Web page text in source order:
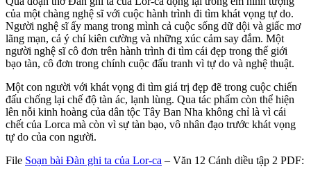
của một chàng nghệ sĩ với cuộc hành trình đi tìm khát vọng tự do.
Người nghệ sĩ ấy mang trong mình cả cuộc sống dữ dội và giấc mơ
lãng mạn, cả ý chí kiên cường và những xúc cảm say đắm. Một
người nghệ sĩ cô đơn trên hành trình đi tìm cái đẹp trong thế giới
bạo tàn, cô đơn trong chính cuộc đấu tranh vì tự do và nghệ thuật.
Một con người với khát vọng đi tìm giá trị đẹp đẽ trong cuộc chiến
đấu chống lại chế độ tàn ác, lạnh lùng. Qua tác phẩm còn thể hiện
lên nỗi kinh hoàng của dân tộc Tây Ban Nha không chỉ là vì cái
chết của Lorca mà còn vì sự tàn bạo, vô nhân đạo trước khát vọng
tự do của con người.
File Soạn bài Đàn ghi ta của Lor-ca – Văn 12 Cánh diều tập 2 PDF: